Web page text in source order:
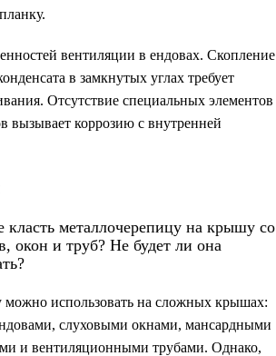
вентиляции в ендовах. Скопление
в замкнутых углах требует
Отсутствие специальных элементов
вызывает коррозию с внутренней
класть металлочерепицу на крышу со
окон и труб? Не будет ли она
можно использовать на сложных крышах:
слуховыми окнами, мансардными
и вентиляционными трубами. Однако,